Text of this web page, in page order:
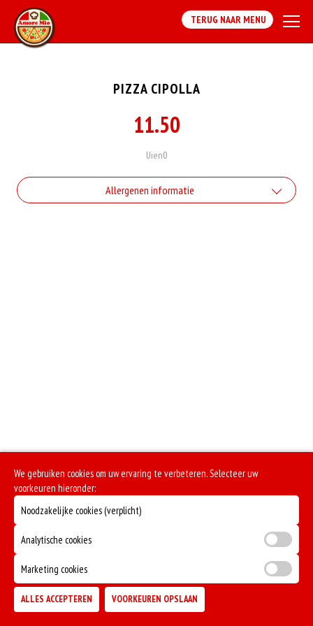
TERUG NAAR MENU
PIZZA CIPOLLA
11.50
Uien0
Allergenen informatie
We gebruiken cookies om uw ervaring te verbeteren. Selecteer uw
voorkeuren hieronder:
Noodzakelijke cookies (verplicht)
Analytische cookies
Marketing cookies
ALLES ACCEPTEREN VOORKEUREN OPSLAAN